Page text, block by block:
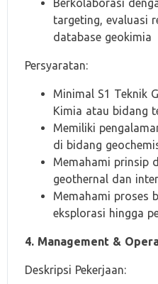
Berkolaborasi
targeting, evaluasi
database geokimia
Persyaratan:
Minimal S1 Teknik
Kimia atau bidang
Memiliki
di bidang
Memahami prinsip
geothernal dan
Memahami proses
eksplorasi hingga
4. Management &
Deskripsi Pekerjaan: